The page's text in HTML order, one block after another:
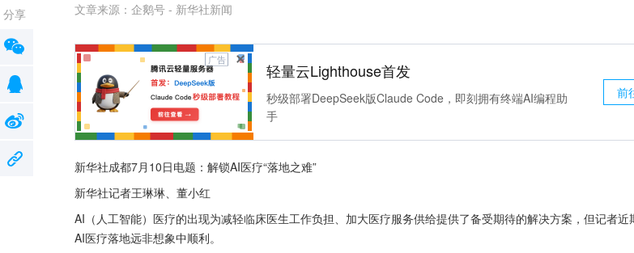
文章来源： 企鹅号 - 新华社新闻
广告
轻量云Lighthouse首发
秒级部署DeepSeek版Claude Code，即刻拥有终端AI编程助
手
前
新华社成都7月10日电题：解锁AI医疗“落地之难”
新华社记者王琳琳、董小红
AI（人工智能）医疗的出现为减轻临床医生工作负担、加大医疗服务供给提供了备受期待的解决方案，但记者近
AI医疗落地远非想象中顺利。
分享